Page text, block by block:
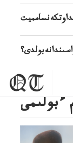
ءبولىمى